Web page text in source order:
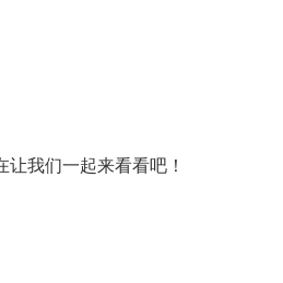
我们一起来看看吧！